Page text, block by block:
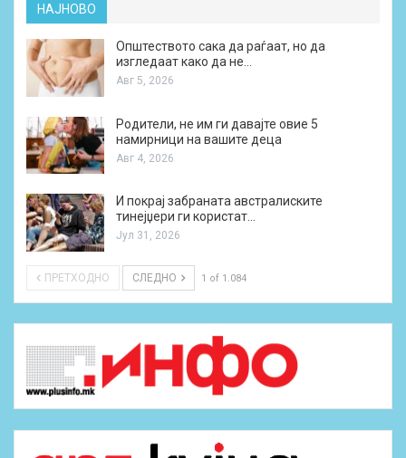
НАЈНОВО
Општеството сака да раѓаат, но да
изгледаат како да не…
Авг 5, 2026
Родители, не им ги давајте овие 5
намирници на вашите деца
Авг 4, 2026
И покрај забраната австралиските
тинејџери ги користат…
Јул 31, 2026
ПРЕТХОДНО СЛЕДНО 1 of 1.084